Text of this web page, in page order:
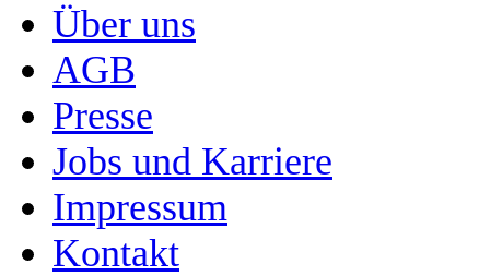
Über uns
AGB
Presse
Jobs und Karriere
Impressum
Kontakt